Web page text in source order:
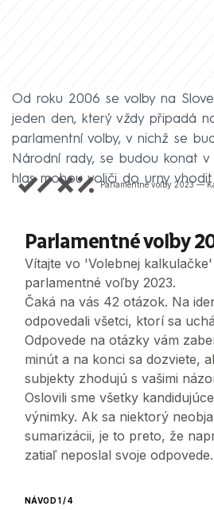
Od roku 2006 se volby na
jeden den, který vždy připadá
parlamentní volby, v nichž se
Národní rady, se budou konat v
hlas mohou voliči do urny